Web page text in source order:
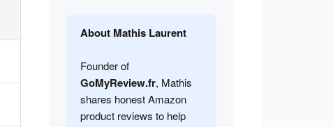
About Mathis Laurent
Founder of
GoMyReview.fr, Mathis
shares honest Amazon
product reviews to help